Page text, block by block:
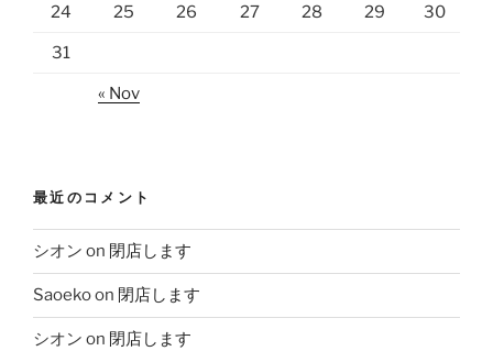
24 25 26 27 28 29 30
31
« Nov
最近のコメント
シオン on 閉店します
Saoekoon 閉店します
シオン on 閉店します